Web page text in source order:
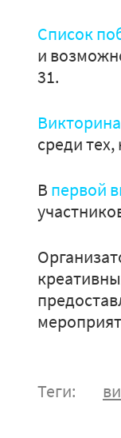
Список
и
31.
среди
В первой
Теги: